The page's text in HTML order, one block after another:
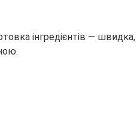
інгредієнтів —